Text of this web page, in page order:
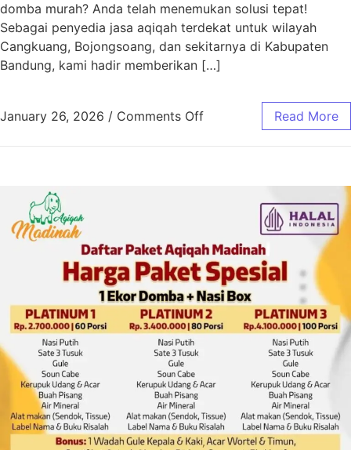
domba murah? Anda telah menemukan solusi tepat!
Sebagai penyedia jasa aqiqah terdekat untuk wilayah
Cangkuang, Bojongsoang, dan sekitarnya di Kabupaten
Bandung, kami hadir memberikan […]
January 26, 2026 / Comments Off Read More